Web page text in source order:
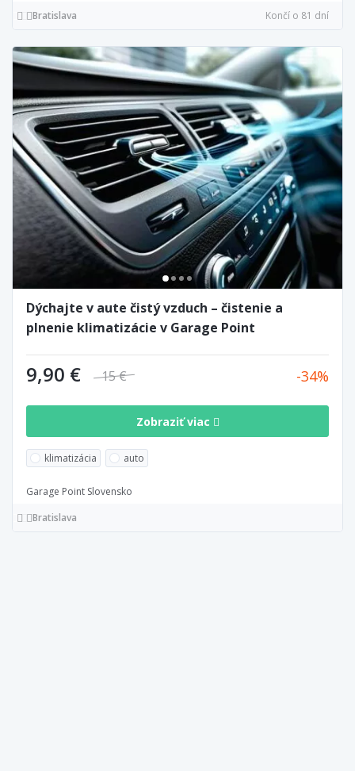
Bratislava
Končí o 81 dní
Dýchajte v aute čistý vzduch – čistenie a
plnenie klimatizácie v Garage Point
9,90 € 15 € 34
Zobraziť viac
klimatizácia auto
Garage Point Slovensko
Bratislava